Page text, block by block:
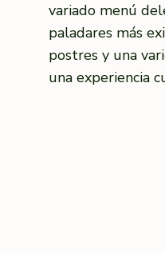
variado menú
paladares más
postres y una
una experiencia